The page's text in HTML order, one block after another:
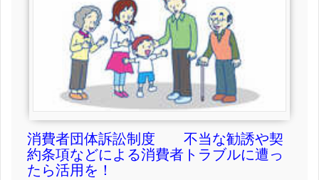
消費者団体訴訟制度 不当な勧誘や契
約条項などによる消費者トラブルに遭っ
たら活用を！